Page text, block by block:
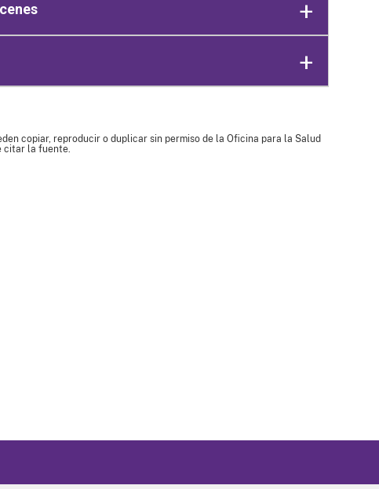
copiar, reproducir o duplicar sin permiso de la Oficina para la Salud
citar la fuente.